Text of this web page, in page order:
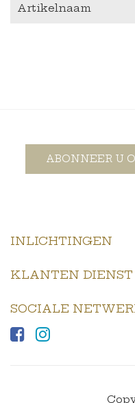
Artikelnaam
ABONNEER U
INLICHTINGEN
KLANTEN DIENST
SOCIALE